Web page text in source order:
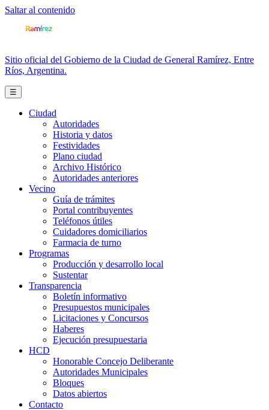
Saltar al contenido
Sitio oficial del Gobierno de la Ciudad de General Ramírez, Entre
Ríos, Argentina.
☰
Ciudad
Autoridades
Historia y datos
Festividades
Plano ciudad
Archivo Histórico
Autoridades anteriores
Vecino
Guía de trámites
Portal contribuyentes
Teléfonos útiles
Cuidadores domiciliarios
Farmacia de turno
Programas
Producción y desarrollo local
Sustentar
Transparencia
Boletín informativo
Presupuestos municipales
Licitaciones y Concursos
Haberes
Ejecución presupuestaria
HCD
Honorable Concejo Deliberante
Autoridades Municipales
Bloques
Datos abiertos
Contacto